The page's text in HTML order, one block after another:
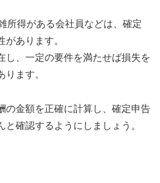
所得がある会社員などは、確定
があります。
し、一定の要件を満たせば損失を
ます。
の金額を正確に計算し、確定申告
と確認するようにしましょう。